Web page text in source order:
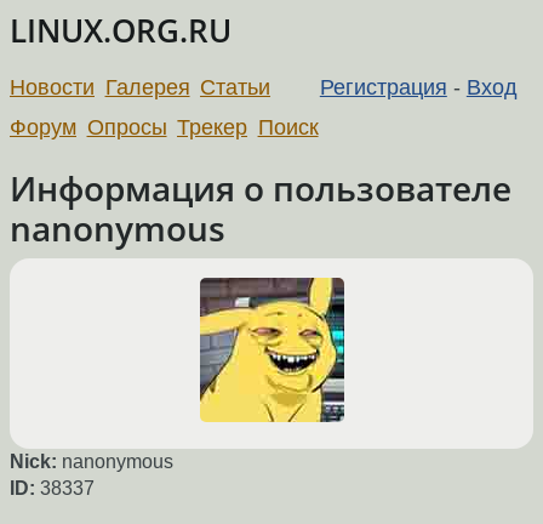
LINUX.ORG.RU
Регистрация - Вход
Новости Галерея Статьи
Форум Опросы Трекер Поиск
Информация о пользователе
nanonymous
Nick: nanonymous
ID: 38337